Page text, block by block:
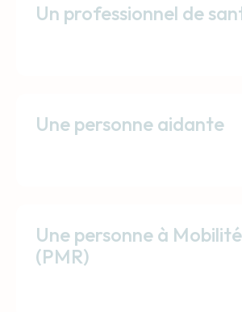
Un professionnel de
Une personne aidante
Une personne à
(PMR)